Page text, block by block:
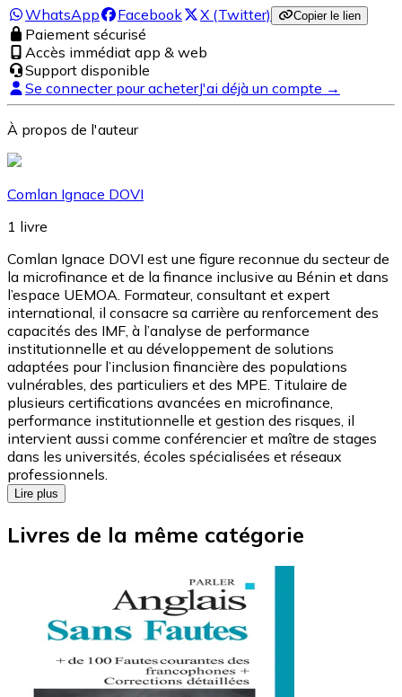
WhatsApp
Facebook X (Twitter) Copier le lien
Paiement sécurisé
Accès immédiat app & web
Support disponible
Se connecter pour acheterJ'ai déjà un compte →
À propos de l'auteur
Comlan Ignace DOVI
1 livre
Comlan Ignace DOVI est une figure reconnue du secteur de
la microfinance et de la finance inclusive au Bénin et dans
l’espace UEMOA. Formateur, consultant et expert
international, il consacre sa carrière au renforcement des
capacités des IMF, à l’analyse de performance
institutionnelle et au développement de solutions
adaptées pour l’inclusion financière des populations
vulnérables, des particuliers et des MPE. Titulaire de
plusieurs certifications avancées en microfinance,
performance institutionnelle et gestion des risques, il
intervient aussi comme conférencier et maître de stages
dans les universités, écoles spécialisées et réseaux
professionnels.
Lire plus
Livres de la même catégorie